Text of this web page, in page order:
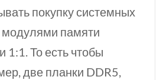
покупку системных
модулями памяти
1:1. То есть чтобы
две планки DDR5,